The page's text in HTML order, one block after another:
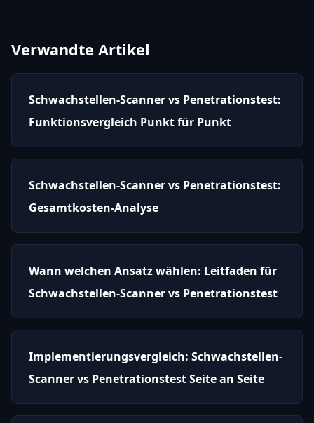
Verwandte Artikel
Schwachstellen-Scanner vs Penetrationstest:
Funktionsvergleich Punkt für Punkt
Schwachstellen-Scanner vs Penetrationstest:
Gesamtkosten-Analyse
Wann welchen Ansatz wählen: Leitfaden für
Schwachstellen-Scanner vs Penetrationstest
Implementierungsvergleich: Schwachstellen-
Scanner vs Penetrationstest Seite an Seite